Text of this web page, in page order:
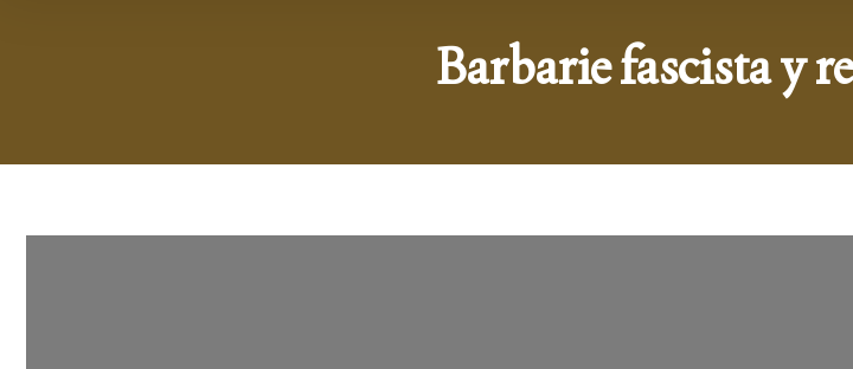
Barbarie fascista y